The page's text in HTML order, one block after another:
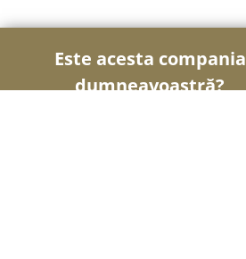
Este acesta compania
dumneavoastră?